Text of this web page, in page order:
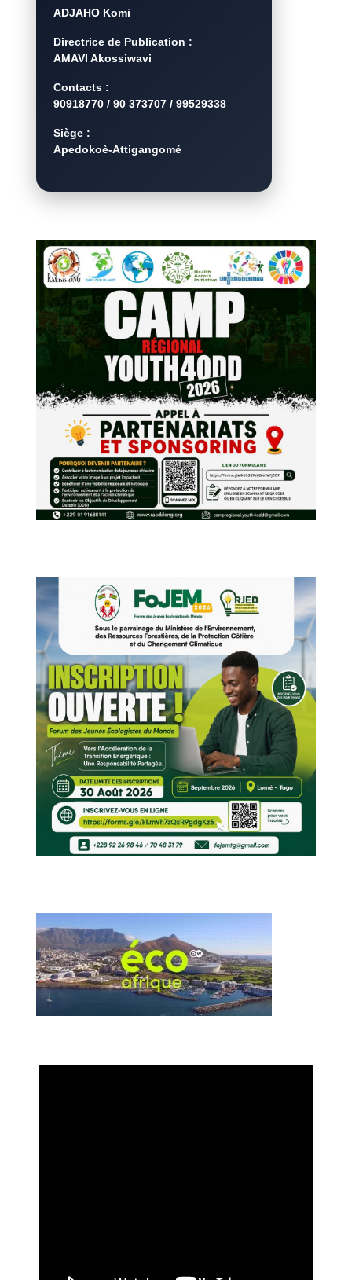
ADJAHO Komi
Directrice de Publication :
AMAVI Akossiwavi
Contacts :
90918770 / 90 373707 / 99529338
Siège :
Apedokoè-Attigangomé